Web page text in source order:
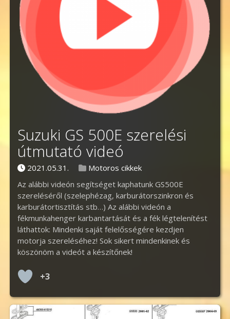
Suzuki GS 500E szerelési
útmutató videó
Posted on
2021.05.31. Posted in
Motoros cikkek
Az alábbi videón segítséget kaphatunk GS500E
szereléséről (szelephézag, karburátorszinkron és
karburátortisztítás stb…) Az alábbi videón a
fékmunkahenger karbantartását és a fék légtelenítést
láthattok: Mindenki saját felelősségére kezdjen
motorja szereléséhez! Sok sikert mindenkinek és
köszönöm a videót a készítőnek!
+3